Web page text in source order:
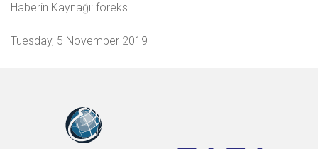
Haberin Kaynağı: foreks
Tuesday, 5 November 2019